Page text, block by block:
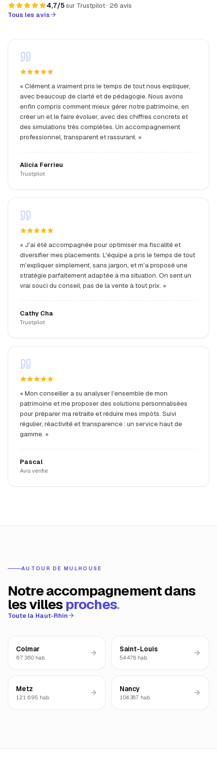
4,7/5sur Trustpilot· 26 avis
Tous les avis
«Clément a vraiment pris le temps de tout nous expliquer,
avec beaucoup de clarté et de pédagogie. Nous avons
enfin compris comment mieux gérer notre patrimoine, en
créer un et le faire évoluer, avec des chiffres concrets et
des simulations très complètes. Un accompagnement
professionnel, transparent et rassurant. »
Alicia Ferrieu
Trustpilot
« J'ai été accompagnée pour optimiser ma fiscalité et
diversifier mes placements. L'équipe a pris le temps de tout
m'expliquer simplement, sans jargon, et m'a proposé une
stratégie parfaitement adaptée à ma situation. On sent un
vrai souci du conseil, pas de la vente à tout prix. »
Cathy Cha
Trustpilot
«Mon conseiller a su analyser l'ensemble de mon
patrimoine et me proposer des solutions personnalisées
pour préparer ma retraite et réduire mes impôts. Suivi
régulier, réactivité et transparence : un service haut de
gamme. »
Pascal
Avis vérifié
AUTOUR DEMULHOUSE
Notre accompagnement dans
les villes proches.
Toute la Haut-Rhin
Colmar
67 360 hab.
Saint-Louis
54 478 hab.
Metz
121 695 hab.
Nancy
104 387 hab.